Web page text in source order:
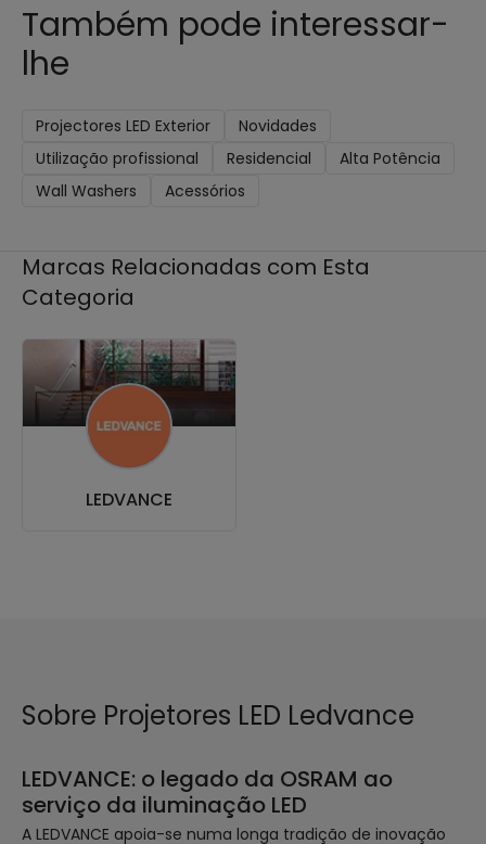
Também pode interessar-
lhe
Projectores LED Exterior
Novidades
Utilização profissional
Residencial
Alta Potência
Wall Washers
Acessórios
Marcas Relacionadas com Esta
Categoria
LEDVANCE
Sobre Projetores LED Ledvance
LEDVANCE: o legado da OSRAM ao
serviço da iluminação LED
A LEDVANCE apoia-se numa longa tradição de inovação